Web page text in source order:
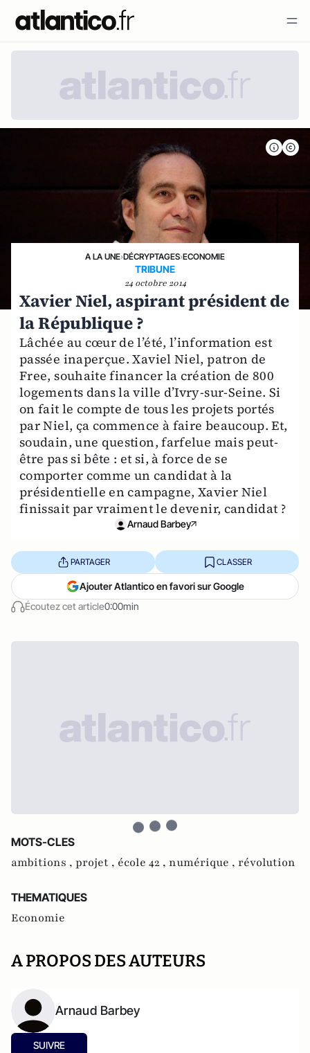
A LA UNE›DÉCRYPTAGES›ECONOMIE
TRIBUNE
24 octobre 2014
Xavier Niel, aspirant président de
la République ?
Lâchée au cœur de l’été, l’information est
passée inaperçue. Xaviel Niel, patron de
Free, souhaite financer la création de 800
logements dans la ville d’Ivry-sur-Seine. Si
on fait le compte de tous les projets portés
par Niel, ça commence à faire beaucoup. Et,
soudain, une question, farfelue mais peut-
être pas si bête : et si, à force de se
comporter comme un candidat à la
présidentielle en campagne, Xavier Niel
finissait par vraiment le devenir, candidat ?
Arnaud Barbey
Écoutez cet article0:00min
PARTAGER CLASSER
Ajouter Atlantico en favori sur Google
MOTS-CLES
ambitions , projet , école 42 , numérique , révolution
THEMATIQUES
Economie
A PROPOS DES AUTEURS
Arnaud Barbey
SUIVRE